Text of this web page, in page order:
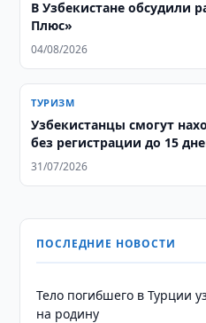
В Узбекистане обсудили
Плюс»
04/08/2026
ТУРИЗМ
Узбекистанцы смогут
без регистрации до 15
31/07/2026
ПОСЛЕДНИЕ НОВОСТИ
Тело погибшего в Турции
на родину